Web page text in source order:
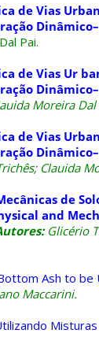
de Vias
Pai.
de Vias Ur
Moreira Dal
de Vias
Clauida
de
and
Glicério
Ash to
Maccarini.